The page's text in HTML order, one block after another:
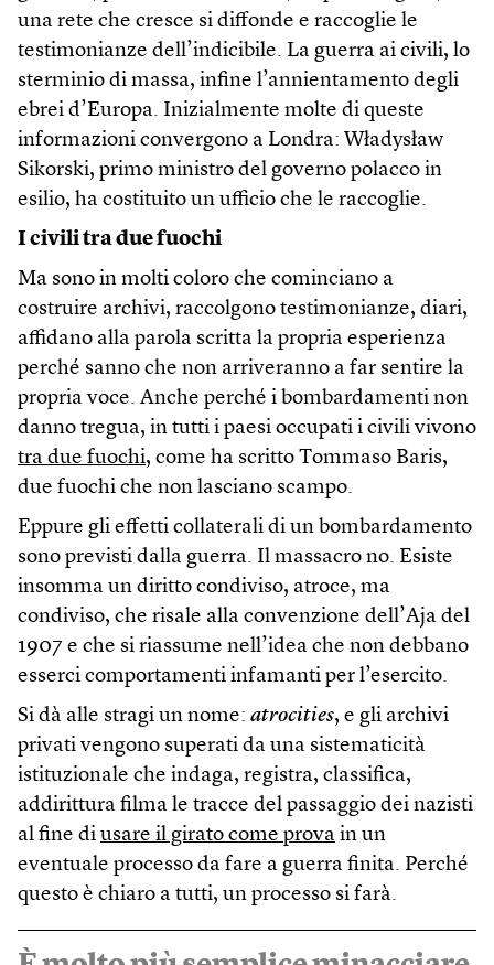
una rete che cresce si diffonde e raccoglie le
testimonianze dell’indicibile. La guerra ai civili, lo
sterminio di massa, infine l’annientamento degli
ebrei d’Europa. Inizialmente molte di queste
informazioni convergono a Londra: Władysław
Sikorski, primo ministro del governo polacco in
esilio, ha costituito un ufficio che le raccoglie.
I civili tra due fuochi
Ma sono in molti coloro che cominciano a
costruire archivi, raccolgono testimonianze, diari,
affidano alla parola scritta la propria esperienza
perché sanno che non arriveranno a far sentire la
propria voce. Anche perché i bombardamenti non
danno tregua, in tutti i paesi occupati i civili vivono
tra due fuochi, come ha scritto Tommaso Baris,
due fuochi che non lasciano scampo.
Eppure gli effetti collaterali di un bombardamento
sono previsti dalla guerra. Il massacro no. Esiste
insomma un diritto condiviso, atroce, ma
condiviso, che risale alla convenzione dell’Aja del
1907 e che si riassume nell’idea che non debbano
esserci comportamenti infamanti per l’esercito.
Si dà alle stragi un nome: atrocities, e gli archivi
privati vengono superati da una sistematicità
istituzionale che indaga, registra, classifica,
addirittura filma le tracce del passaggio dei nazisti
al fine di usare il girato come prova in un
eventuale processo da fare a guerra finita. Perché
questo è chiaro a tutti, un processo si farà.